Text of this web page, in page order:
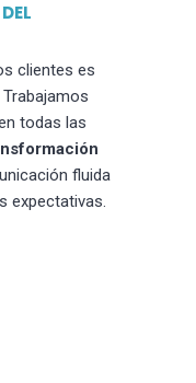
clientes es
todas las
fluida
expectativas.